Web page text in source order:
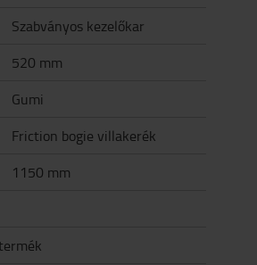
Szabványos kezelőkar
520 mm
Gumi
Friction bogie villakerék
1150 mm